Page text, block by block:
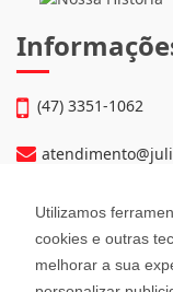
Utilizamos
cookies e outras
melhorar a sua
(47) 3351-1062
Avenida Hugo
CEP: 88354-300